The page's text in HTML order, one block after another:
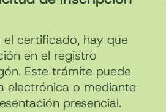
el certificado, hay que
en el registro
Este trámite puede
electrónica o mediante
presencial.